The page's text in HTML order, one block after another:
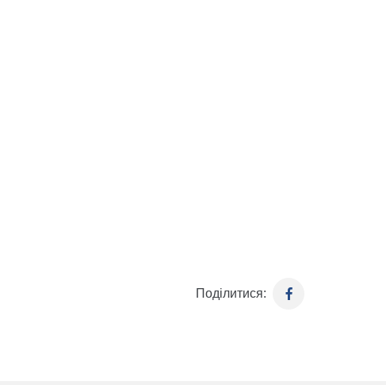
Поділитися: